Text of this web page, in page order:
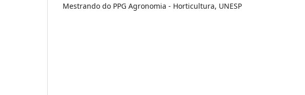
Mestrando do PPG Agronomia - Horticultura, UNESP